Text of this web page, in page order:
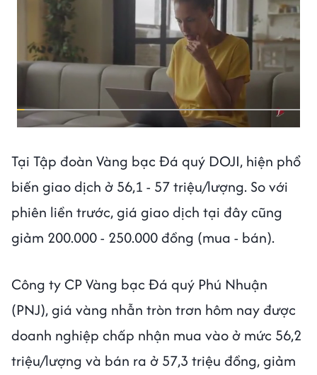
Tại Tập đoàn Vàng bạc Đá quý DOJI, hiện phổ
biến giao dịch ở 56,1 - 57 triệu/lượng. So với
phiên liền trước, giá giao dịch tại đây cũng
giảm 200.000 - 250.000 đồng (mua - bán).
Công ty CP Vàng bạc Đá quý Phú Nhuận
(PNJ), giá vàng nhẫn tròn trơn hôm nay được
doanh nghiệp chấp nhận mua vào ở mức 56,2
triệu/lượng và bán ra ở 57,3 triệu đồng, giảm